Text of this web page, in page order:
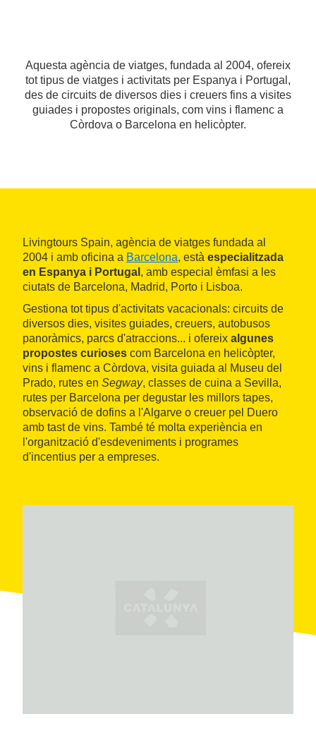
Aquesta agència de viatges, fundada al 2004, ofereix
tot tipus de viatges i activitats per Espanya i Portugal,
des de circuits de diversos dies i creuers fins a visites
guiades i propostes originals, com vins i flamenc a
Còrdova o Barcelona en helicòpter.
Livingtours Spain, agència de viatges fundada al
2004 i amb oficina a Barcelona, està especialitzada
en Espanya i Portugal , amb especial èmfasi a les
ciutats de Barcelona, Madrid, Porto i Lisboa.
Gestiona tot tipus d'activitats vacacionals: circuits de
diversos dies, visites guiades, creuers, autobusos
panoràmics, parcs d'atraccions... i ofereix algunes
propostes curioses com Barcelona en helicòpter,
vins i flamenc a Còrdova, visita guiada al Museu del
Prado, rutes en Segway, classes de cuina a Sevilla,
rutes per Barcelona per degustar les millors tapes,
observació de dofins a l'Algarve o creuer pel Duero
amb tast de vins. També té molta experiència en
l'organització d'esdeveniments i programes
d'incentius per a empreses.